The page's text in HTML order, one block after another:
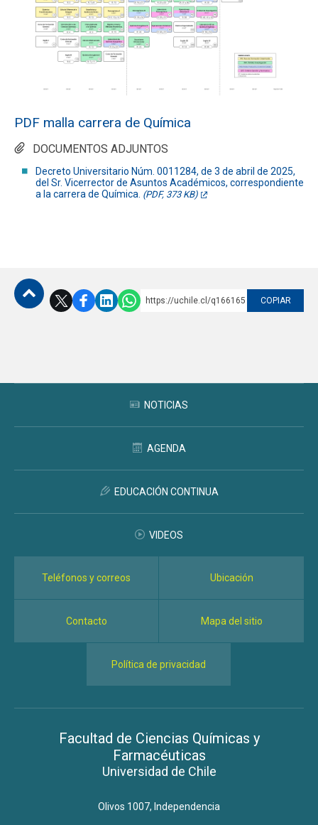
Funcionarios Egresados
DOCUMENTOS ADJUNTOS
Decreto Universitario Núm. 0011284, de 3 de abril de 2025,
del Sr. Vicerrector de Asuntos Académicos, correspondiente
a la carrera de Química. (PDF, 373 KB)
PDF malla carrera de Química
https://uchile.cl/q166165 COPIAR
NOTICIAS
AGENDA
EDUCACIÓN CONTINUA
VIDEOS
Teléfonos y correos Ubicación
Contacto Mapa del sitio
Política de privacidad
Facultad de Ciencias Químicas y
Farmacéuticas
Universidad de Chile
Olivos 1007, Independencia